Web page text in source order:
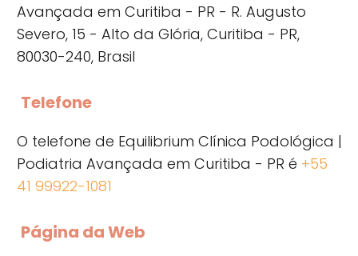
Avançada em Curitiba - PR - R. Augusto
Severo, 15 - Alto da Glória, Curitiba - PR,
80030-240, Brasil
Telefone
O telefone de Equilibrium Clínica Podológica |
Podiatria Avançada em Curitiba - PR é +55
41 99922-1081
Página da Web